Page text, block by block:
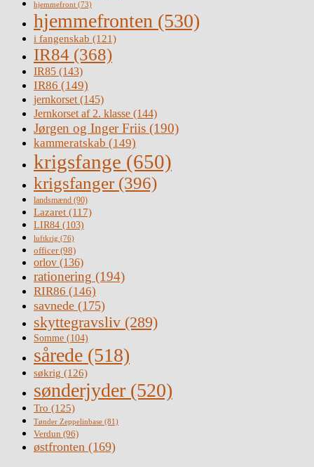
hjemmefront (73)
hjemmefronten (530)
i fangenskab (121)
IR84 (368)
IR85 (143)
IR86 (149)
jernkorset(145)
Jernkorset af 2. klasse (144)
Jørgen og Inger Friis (190)
kammeratskab (149)
krigsfange (650)
krigsfanger (396)
landsmænd (90)
Lazaret (117)
LIR84 (103)
luftkrig (76)
officer(98)
orlov (136)
rationering (194)
RIR86 (146)
savnede (175)
skyttegravsliv (289)
Somme (104)
sårede (518)
søkrig (126)
sønderjyder (520)
Tro (125)
Tønder Zeppelinbase (81)
Verdun (96)
østfronten (169)